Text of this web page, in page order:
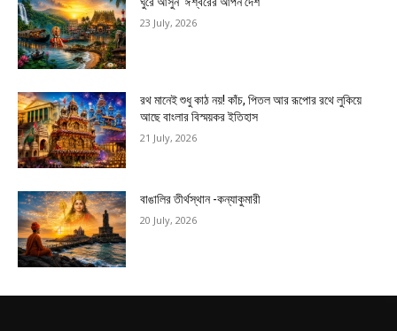
23 July, 2026
রথ মানেই শুধু কাঠ নয়! কাঁচ, পিতল আর রূপোর রথে লুকিয়ে
আছে বাংলার বিস্ময়কর ইতিহাস
21 July, 2026
বাঙালির তীর্থস্থান -কন্যাকুমারী
20 July, 2026